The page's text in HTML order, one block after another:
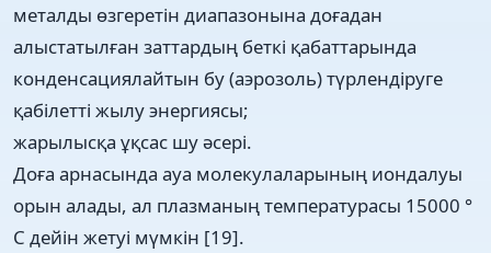
металды өзгеретін диапазонына доғадан
алыстатылған заттардың беткі қабаттарында
конденсациялайтын бу (аэрозоль) түрлендіруге
қабілетті жылу энергиясы;
жарылысқа ұқсас шу әсері.
Доға арнасында ауа молекулаларының иондалуы
орын алады, ал плазманың температурасы 15000 °
C дейін жетуі мүмкін [19].